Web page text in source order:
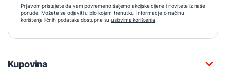
Prijavom pristajete da vam povremeno šaljemo akcijske cijene i novitete iz naše
ponude. Možete se odjaviti u bilo kojem trenutku. Informacije o načinu
korištenja ličnih podataka dostupne su uslovima korištenja.
Kupovina